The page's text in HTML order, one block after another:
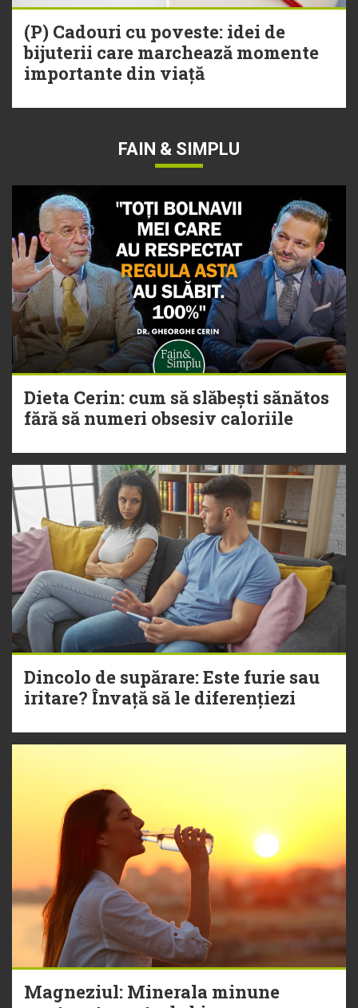
(P) Cadouri cu poveste: idei de
bijuterii care marchează momente
importante din viață
FAIN & SIMPLU
Dieta Cerin: cum să slăbești sănătos
fără să numeri obsesiv caloriile
Dincolo de supărare: Este furie sau
iritare? Învață să le diferențiezi
Magneziul: Minerala minune